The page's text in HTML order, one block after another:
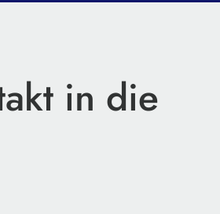
in die